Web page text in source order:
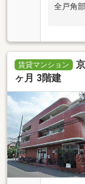
全戸角
賃貸マンション
ヶ月 3階建